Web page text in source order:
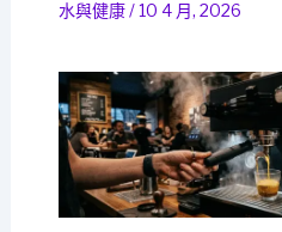
水與健康/10 4 月, 2026